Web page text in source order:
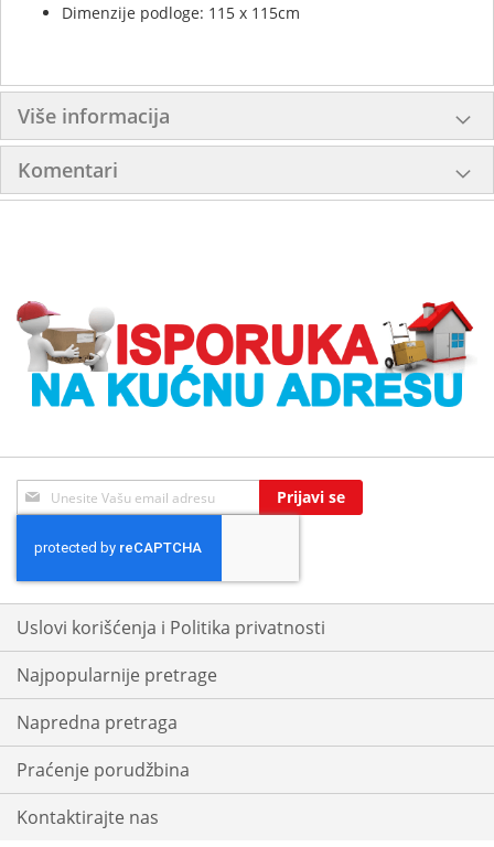
Dimenzije podloge: 115 x 115cm
Više informacija
Komentari
Sign
Up
Our
Newsletter:
Prijavi se
Uslovi korišćenja i Politika privatnosti
Najpopularnije pretrage
Napredna pretraga
Praćenje porudžbina
Kontaktirajte nas